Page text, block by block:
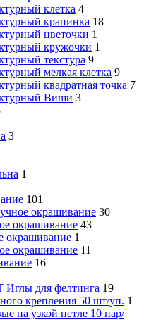
клетка 4
крапинка 18
цветочки 1
кружочки 1
текстура 9
мелкая клетка 9
квадратная точка 7
Виши 3
3
1
101
окрашивание 30
окрашивание 43
окрашивание 1
окрашивание 11
16
для фелтинга 19
крепления 50 шт/уп. 1
на узкой петле 10 пар/